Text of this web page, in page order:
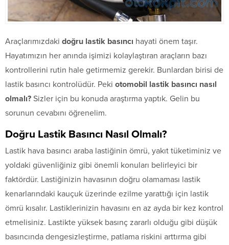
Araçlarımızdaki doğru lastik basıncı hayati önem taşır.
Hayatımızın her anında işimizi kolaylaştıran araçların bazı
kontrollerini rutin hale getirmemiz gerekir. Bunlardan birisi de
lastik basıncı kontrolüdür. Peki otomobil lastik basıncı nasıl
olmalı? Sizler için bu konuda araştırma yaptık. Gelin bu
sorunun cevabını öğrenelim.
Doğru Lastik Basıncı Nasıl Olmalı?
Lastik hava basıncı araba lastiğinin ömrü, yakıt tüketiminiz ve
yoldaki güvenliğiniz gibi önemli konuları belirleyici bir
faktördür. Lastiğinizin havasının doğru olamaması lastik
kenarlarındaki kauçuk üzerinde ezilme yarattığı için lastik
ömrü kısalır. Lastiklerinizin havasını en az ayda bir kez kontrol
etmelisiniz. Lastikte yüksek basınç zararlı olduğu gibi düşük
basıncında dengesizleştirme, patlama riskini arttırma gibi